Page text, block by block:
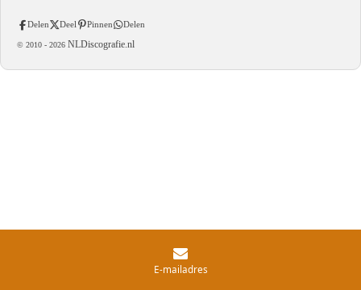
Delen Deel Pinnen Delen
© 2010 - 2026 NLDiscografie.nl
E-mailadres